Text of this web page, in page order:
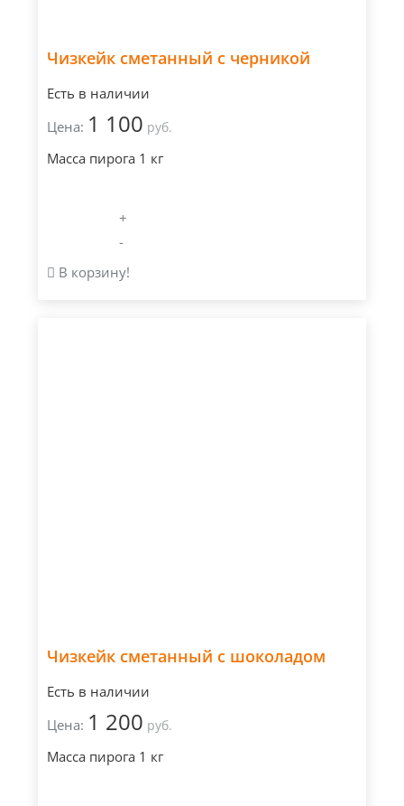
Чизкейк сметанный с черникой
Есть в наличии
Цена: 1 100 руб.
Масса пирога 1 кг
+
-
В корзину!
Чизкейк сметанный с шоколадом
Есть в наличии
Цена: 1 200 руб.
Масса пирога 1 кг